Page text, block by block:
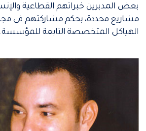
بعض المدبرين خبراتهم القطاعية
مشاريع محددة، بحكم مشاركتهم في
الهياكل المتخصصة التابعة للمؤسسة.